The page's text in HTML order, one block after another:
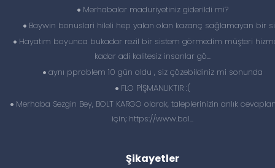
Merhabalar maduriyetiniz giderildi mi?
Baywin bonuslari hileli hep yalan olan kazanç sağlamayan bir
Hayatım boyunca bukadar rezil bir sistem görmedim müşteri
kadar adi kalitesiz insanlar gö...
aynı pproblem 10 gün oldu , siz çözebildiniz mi sonunda
FLO PİŞMANLIKTIR :(
Merhaba Sezgin Bey, BOLT KARGO olarak, taleplerinizin anlık
için; https://www.bol...
Şikayetler